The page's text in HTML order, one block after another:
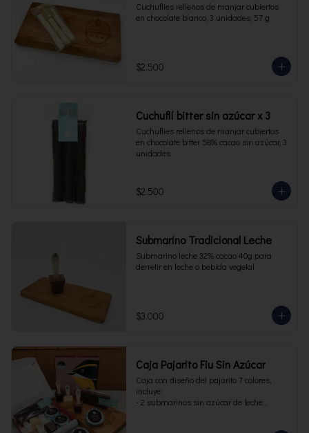
Cuchuflies rellenos de manjar cubiertos
en chocolate blanco, 3 unidades, 57 g.
$2.500
Cuchuflí bitter sin azúcar x 3
Cuchuflies rellenos de manjar cubiertos
en chocolate bitter 58% cacao sin azúcar, 3
unidades.
$2.500
Submarino Tradicional Leche
Submarino leche 32% cacao 40g para
derretir en leche o bebida vegetal
$3.000
Caja Pajarito Fiu Sin Azúcar
Caja con diseño del pajarito 7 colores,
incluye:
- 2 submarinos sin azúcar de leche